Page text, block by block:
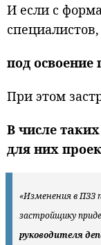
И если с
специалистов,
под освоение
При этом
В числе
для них
«Изменения в ПЗЗ
застройщику
руководителя